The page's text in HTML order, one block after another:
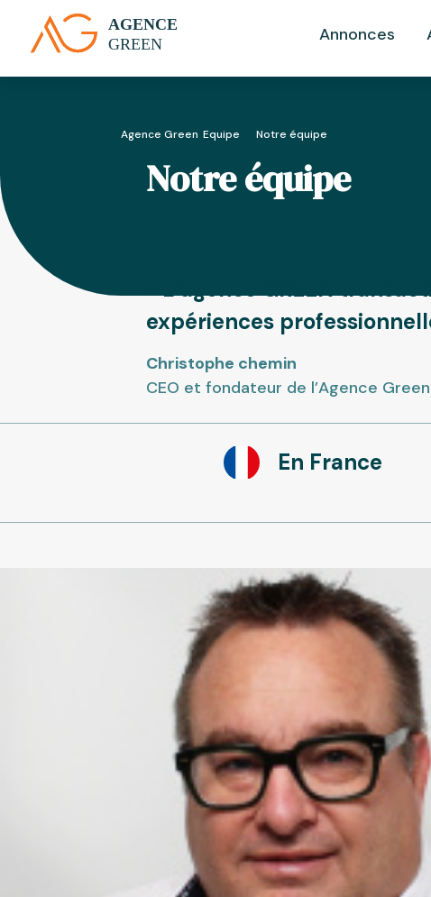
Annonces
Agence Green Equipe >Notre équipe
Notre équipe
« L’agence GREEN
expériences
Christophe chemin
CEO et fondateur de l’Agence Green
En France